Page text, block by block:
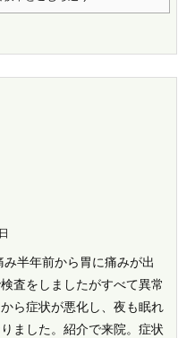
半年前から胃に痛みが出
査をしましたがすべて異常
ら症状が悪化し、夜も眠れ
ました。 紹介で来院。 症状